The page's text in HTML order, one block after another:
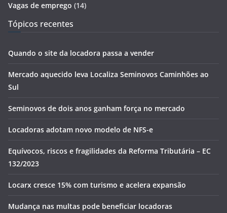
Vagas de emprego (14)
Tópicos recentes
Quando o site da locadora passa a vender
Mercado aquecido leva Localiza Seminovos Caminhões ao
Sul
Seminovos de dois anos ganham força no mercado
Locadoras adotam novo modelo de NFS-e
Equívocos, riscos e fragilidades da Reforma Tributária – EC
132/2023
Locarx cresce 15% com turismo e acelera expansão
Mudança nas multas pode beneficiar locadoras